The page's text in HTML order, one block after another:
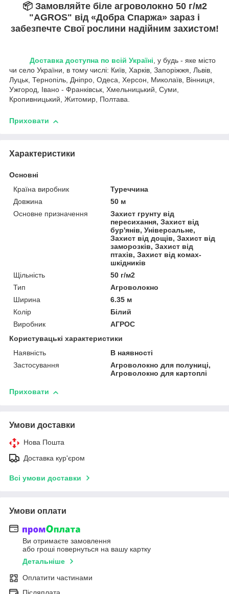
📦Замовляйте біле агроволокно 50г/м2
"AGROS" від «Добра Спаржа» зараз і
забезпечте Cвої рослини надійним захистом!
Доставка доступна по всій Україні, у будь - яке місто
чи село України, в тому числі: Київ, Харків, Запоріжжя, Львів,
Луцьк, Тернопіль, Дніпро, Одеса, Херсон, Миколаїв, Вінниця,
Ужгород, Івано - Франківськ, Хмельницький, Суми,
Кропивницький, Житомир, Полтава.
Приховати
Характеристики
Основні
Країна виробник
Туреччина
Довжина
50 м
Основне призначення
Захист грунту від
пересихання, Захист від
бур'янів, Універсальне,
Захист від дощів, Захист від
заморозків, Захист від
птахів, Захист від комах-
шкідників
Щільність
50 г/м2
Тип
Агроволокно
Ширина
6.35 м
Колір
Білий
Виробник
АГРОС
Користувацькі характеристики
Наявність
В наявності
Застосування
Агроволокно для полуниці,
Агроволокно для картоплі
Приховати
Умови доставки
Нова Пошта
Доставка кур'єром
Всі умови доставки
Умови оплати
Ви отримаєте замовлення
або гроші повернуться на вашу картку
Детальніше
Оплатити частинами